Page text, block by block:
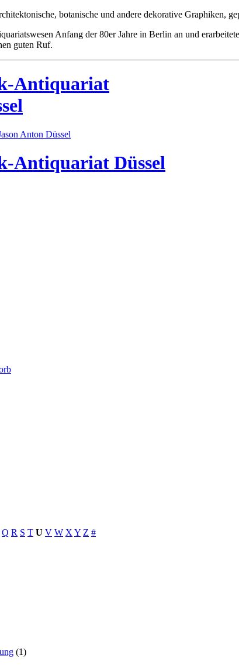
botanische und andere dekorative
Anfang der 80er Jahre in Berlin an und
guten Ruf.
Antiquariat
Antiquariat Düssel
Q R S T U V W X Y Z #
(1)